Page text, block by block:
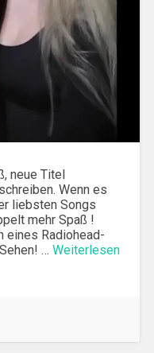
neue Titel
Wenn es
liebsten Songs
mehr Spaß !
eines Radiohead-
… Weiterlesen